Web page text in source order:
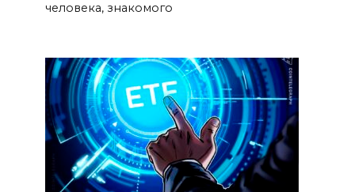
человека, знакомого